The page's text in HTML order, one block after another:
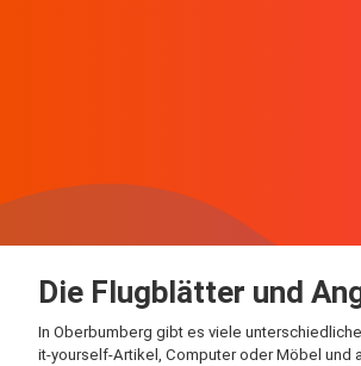
Die Flugblätter und
In Oberbumberg gibt es viele
it-yourself-Artikel, Computer oder Möbel und